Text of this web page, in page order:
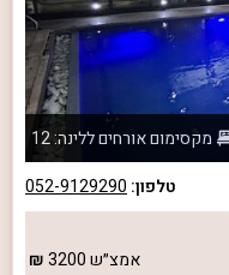
מקסימום אורחים ללינה: 12
טלפון: 052-9129290
אמצ״ש3200